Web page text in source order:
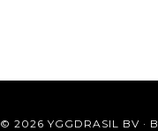
© 2026 YGGDRASIL BV ·